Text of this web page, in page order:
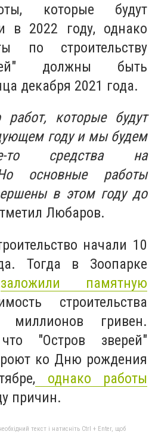
которые будут
в 2022 году, однако
по строительству
должны быть
декабря 2021 года.
работ, которые будут
году и мы будем
то средства на
основные работы
в этом году до
Любаров.
начали 10
Тогда в Зоопарке
заложили памятную
строительства
миллионов гривен.
"Остров зверей"
ко Дню рождения
однако работы
причин.
текст і натисніть Ctrl + Enter, щоб